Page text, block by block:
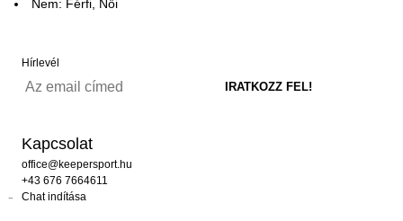
Nem: Férfi, Női
Hírlevél
Kapcsolat
office@keepersport.hu
+43 676 7664611
Chat indítása